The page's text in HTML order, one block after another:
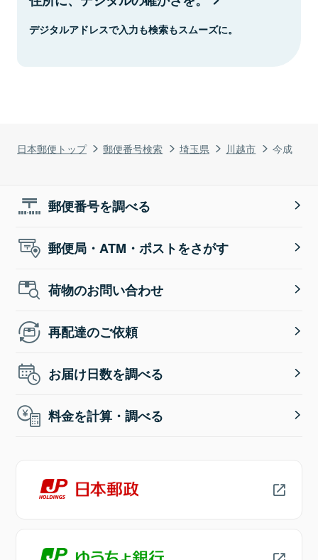
日本郵便トップ 郵便番号検索 埼玉県 川越市 今成
デジタルアドレスで入力も検索もスムーズに。
郵便番号を調べる
郵便局・ATM・ポストをさがす
荷物のお問い合わせ
再配達のご依頼
お届け日数を調べる
料金を計算・調べる